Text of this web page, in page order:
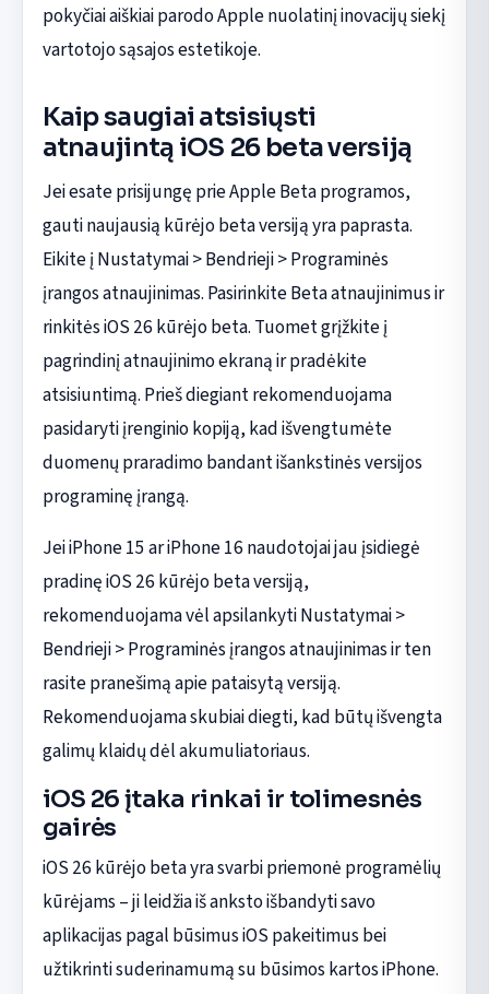
pokyčiai aiškiai parodo Apple nuolatinį inovacijų siekį
vartotojo sąsajos estetikoje.
Kaip saugiai atsisiųsti
atnaujintą iOS 26 beta versiją
Jei esate prisijungę prie Apple Beta programos,
gauti naujausią kūrėjo beta versiją yra paprasta.
Eikite į Nustatymai > Bendrieji > Programinės
įrangos atnaujinimas. Pasirinkite Beta atnaujinimus ir
rinkitės iOS 26 kūrėjo beta. Tuomet grįžkite į
pagrindinį atnaujinimo ekraną ir pradėkite
atsisiuntimą. Prieš diegiant rekomenduojama
pasidaryti įrenginio kopiją, kad išvengtumėte
duomenų praradimo bandant išankstinės versijos
programinę įrangą.
Jei iPhone 15 ar iPhone 16 naudotojai jau įsidiegė
pradinę iOS 26 kūrėjo beta versiją,
rekomenduojama vėl apsilankyti Nustatymai >
Bendrieji > Programinės įrangos atnaujinimas ir ten
rasite pranešimą apie pataisytą versiją.
Rekomenduojama skubiai diegti, kad būtų išvengta
galimų klaidų dėl akumuliatoriaus.
iOS 26 įtaka rinkai ir tolimesnės
gairės
iOS 26 kūrėjo beta yra svarbi priemonė programėlių
kūrėjams – ji leidžia iš anksto išbandyti savo
aplikacijas pagal būsimus iOS pakeitimus bei
užtikrinti suderinamumą su būsimos kartos iPhone.